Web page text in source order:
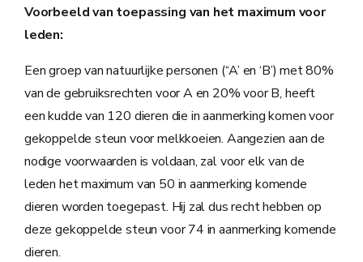
Voorbeeld van toepassing van het maximum voor
leden:
Een groep van natuurlijke personen (‘‘A’ en ‘B’) met 80%
van de gebruiksrechten voor A en 20% voor B, heeft
een kudde van 120 dieren die in aanmerking komen voor
gekoppelde steun voor melkkoeien. Aangezien aan de
nodige voorwaarden is voldaan, zal voor elk van de
leden het maximum van 50 in aanmerking komende
dieren worden toegepast. Hij zal dus recht hebben op
deze gekoppelde steun voor 74 in aanmerking komende
dieren.